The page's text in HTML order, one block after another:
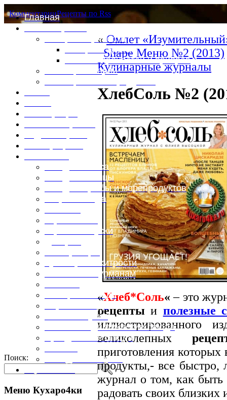
Главная
Специи и пряности
Специи и диета
Каталог пряностей и приправ
Таблица калорий
Блюда из мяса
Блюда из птицы
Блюда из рыбы и морепродуктов
Вторые блюда
Горячие закуски
Кулинарные хитрости
Маленьким гурманам
Овощные блюда
Полевая кухня
Постные и диетические блюда
Праздничные блюда
Холодные закуски
КомментарииРецепты по Rss
Поиск:
Меню Кухаро4ки
«Омлет
Shape Меню №2 (2013)
Кулинарные журналы
ХлебСоль №2
«Хлеб*Соль« – это
рецепты и полезные
иллюстрированного
великолепных
приготовления которых
продукты,- все быстро,
журнал о том, как быть
радовать своих близких